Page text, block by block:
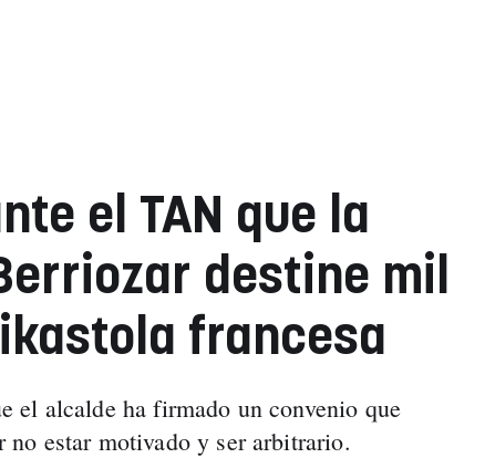
el TAN que la
destine mil
francesa
el alcalde ha firmado un convenio que
estar motivado y ser arbitrario.